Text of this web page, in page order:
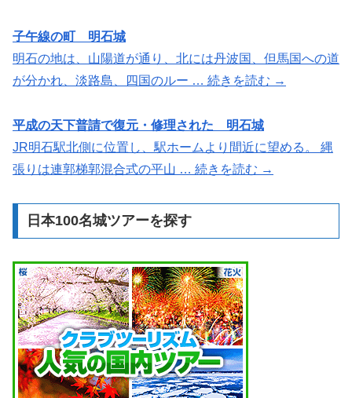
子午線の町 明石城
明石の地は、山陽道が通り、北には丹波国、但馬国への道
が分かれ、淡路島、四国のルー … 続きを読む →
平成の天下普請で復元・修理された 明石城
JR明石駅北側に位置し、駅ホームより間近に望める。 縄
張りは連郭梯郭混合式の平山 … 続きを読む →
日本100名城ツアーを探す